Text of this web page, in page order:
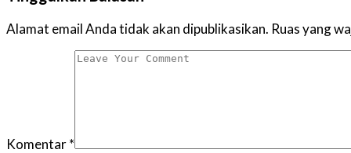
Alamat email Anda tidak akan dipublikasikan. Ruas yang
Komentar*